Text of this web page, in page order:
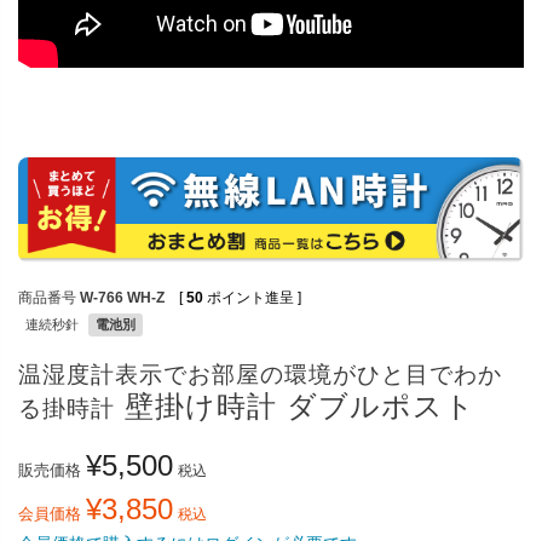
商品番号 W-766 WH-Z [ 50 ポイント進呈 ]
連続秒針 電池別
温湿度計表示でお部屋の環境がひと目でわか
る掛時計 壁掛け時計 ダブルポスト
販売価格 ¥5,500 税込
会員価格 ¥3,850 税込